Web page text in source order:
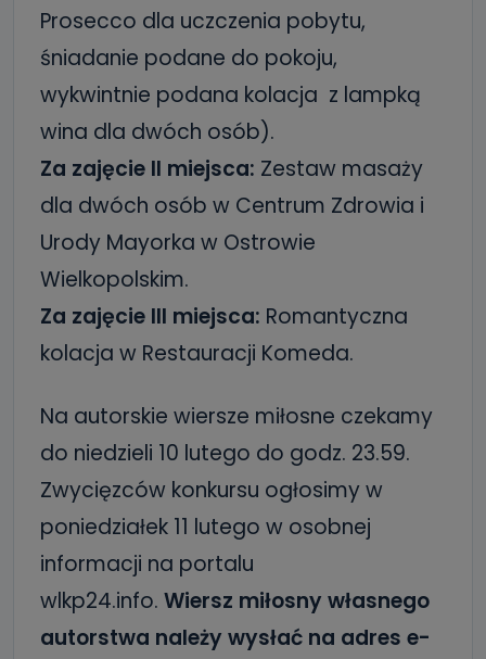
Prosecco dla uczczenia pobytu,
śniadanie podane do pokoju,
wykwintnie podana kolacja z lampką
wina dla dwóch osób).
Za zajęcie II miejsca: Zestaw masaży
dla dwóch osób w Centrum Zdrowia i
Urody Mayorka w Ostrowie
Wielkopolskim.
Za zajęcie III miejsca: Romantyczna
kolacja w Restauracji Komeda.
Na autorskie wiersze miłosne czekamy
do niedzieli 10 lutego do godz. 23.59.
Zwycięzców konkursu ogłosimy w
poniedziałek 11 lutego w osobnej
informacji na portalu
wlkp24.info. Wiersz miłosny własnego
autorstwa należy wysłać na adres e-